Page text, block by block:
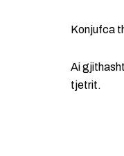
Konjufca
Ai
tjetrit.